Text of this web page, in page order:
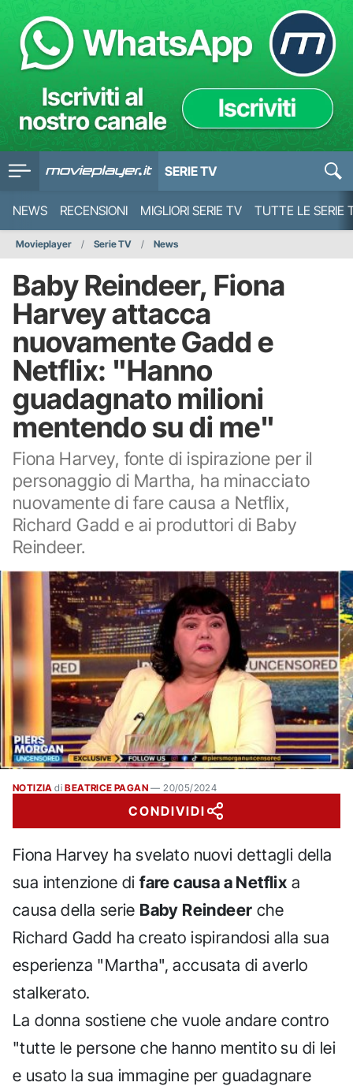
SERIE TV
NEWS RECENSIONI MIGLIORI SERIE TV TUTTE LE SERIE
Movieplayer Serie TV News
Baby Reindeer, Fiona
Harvey attacca
nuovamente Gadd e
Netflix: "Hanno
guadagnato milioni
mentendo su di me"
Fiona Harvey, fonte di ispirazione per il
personaggio di Martha, ha minacciato
nuovamente di fare causa a Netflix,
Richard Gadd e ai produttori di Baby
Reindeer.
NOTIZIA di BEATRICE PAGAN —20/05/2024
CONDIVIDI
Fiona Harvey ha svelato nuovi dettagli della
sua intenzione difare causa a Netflix a
causa della serie Baby Reindeer che
Richard Gadd ha creato ispirandosi alla sua
esperienza "Martha", accusata di averlo
stalkerato.
La donna sostiene che vuole andare contro
"tutte le persone che hanno mentito su di lei
e usato la sua immagine per guadagnare